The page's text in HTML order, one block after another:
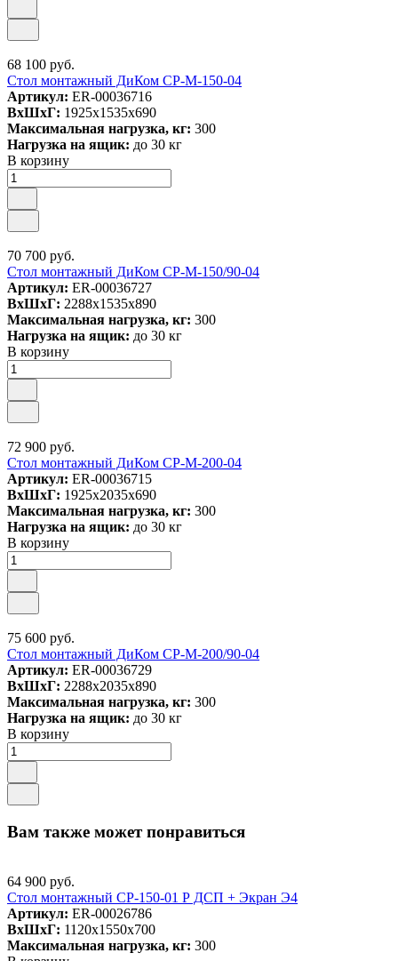
68 100 руб.
Стол монтажный ДиКом СР-М-150-04
Артикул: ER-00036716
ВxШxГ: 1925x1535x690
Максимальная нагрузка, кг: 300
Нагрузка на ящик: до 30 кг
В корзину
70 700 руб.
Стол монтажный ДиКом СР-М-150/90-04
Артикул: ER-00036727
ВxШxГ: 2288x1535x890
Максимальная нагрузка, кг: 300
Нагрузка на ящик: до 30 кг
В корзину
72 900 руб.
Стол монтажный ДиКом СР-М-200-04
Артикул: ER-00036715
ВxШxГ: 1925x2035x690
Максимальная нагрузка, кг: 300
Нагрузка на ящик: до 30 кг
В корзину
75 600 руб.
Стол монтажный ДиКом СР-М-200/90-04
Артикул: ER-00036729
ВxШxГ: 2288x2035x890
Максимальная нагрузка, кг: 300
Нагрузка на ящик: до 30 кг
В корзину
Вам также может понравиться
64 900 руб.
Стол монтажный СР-150-01 Р ДСП + Экран Э4
Артикул: ER-00026786
ВxШxГ: 1120x1550x700
Максимальная нагрузка, кг: 300